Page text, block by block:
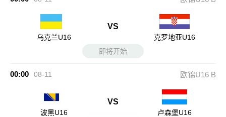
乌克兰U16
VS
克罗地亚U16
即将开始
00:00 08-11 欧锦U16 B
波黑U16
VS
卢森堡U16